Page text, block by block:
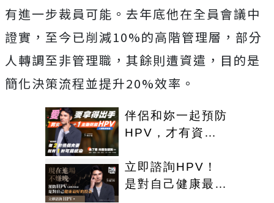
有進一步裁員可能。去年底他在全員會議中
證實，至今已削減10%的高階管理層，部分
人轉調至非管理職，其餘則遭資遣，目的是
簡化決策流程並提升20%效率。
伴侶和妳一起預防
HPV，才有資格
立即諮詢HPV！
是對自己健康最好